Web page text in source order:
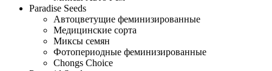
Paradise Seeds
Автоцветущие феминизированные
Медицинские сорта
Миксы семян
Фотопериодные феминизированные
Chongs Choice